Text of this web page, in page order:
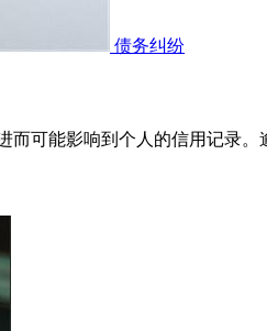
债务纠纷
可能影响到个人的信用记录